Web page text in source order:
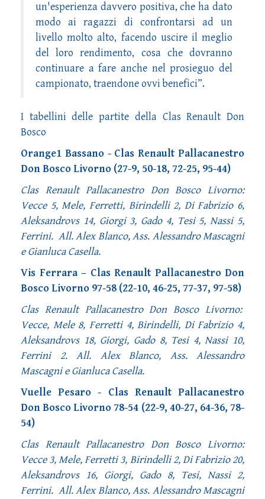
un'esperienza davvero positiva, che ha dato
modo ai ragazzi di confrontarsi ad un
livello molto alto, facendo uscire il meglio
del loro rendimento, cosa che dovranno
continuare a fare anche nel prosieguo del
campionato, traendone ovvi benefici”.
I tabellini delle partite della Clas Renault Don
Bosco
Orange1 Bassano - Clas Renault Pallacanestro
Don Bosco Livorno (27-9, 50-18, 72-25, 95-44)
Clas Renault Pallacanestro Don Bosco Livorno:
Vecce 5, Mele, Ferretti, Birindelli 2, Di Fabrizio 6,
Aleksandrovs 14, Giorgi 3, Gado 4, Tesi 5, Nassi 5,
Ferrini. All. Alex Blanco, Ass. Alessandro Mascagni
e Gianluca Casella.
Vis Ferrara – Clas Renault Pallacanestro Don
Bosco Livorno 97-58 (22-10, 46-25, 77-37, 97-58)
Clas Renault Pallacanestro Don Bosco Livorno:
Vecce, Mele 8, Ferretti 4, Birindelli, Di Fabrizio 4,
Aleksandrovs 18, Giorgi, Gado 8, Tesi 4, Nassi 10,
Ferrini 2. All. Alex Blanco, Ass. Alessandro
Mascagni e Gianluca Casella.
Vuelle Pesaro - Clas Renault Pallacanestro
Don Bosco Livorno 78-54 (22-9, 40-27, 64-36, 78-
54)
Clas Renault Pallacanestro Don Bosco Livorno:
Vecce 3, Mele, Ferretti 3, Birindelli 2, Di Fabrizio 20,
Aleksandrovs 16, Giorgi, Gado 8, Tesi, Nassi 2,
Ferrini. All. Alex Blanco, Ass. Alessandro Mascagni